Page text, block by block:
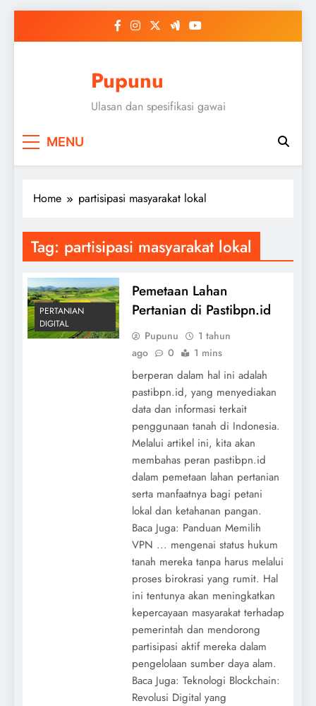
Pupunu
Ulasan dan spesifikasi gawai
MENU
Home partisipasi masyarakat lokal
Tag: partisipasi masyarakat lokal
PERTANIAN
DIGITAL
Pemetaan Lahan
Pertanian di Pastibpn.id
Pupunu
1 tahun
ago
0 1 mins
berperan dalam hal ini adalah
pastibpn.id, yang menyediakan
data dan informasi terkait
penggunaan tanah di Indonesia.
Melalui artikel ini, kita akan
membahas peran pastibpn.id
dalam pemetaan lahan pertanian
serta manfaatnya bagi petani
lokal dan ketahanan pangan.
Baca Juga: Panduan Memilih
VPN ... mengenai status hukum
tanah mereka tanpa harus melalui
proses birokrasi yang rumit. Hal
ini tentunya akan meningkatkan
kepercayaan masyarakat terhadap
pemerintah dan mendorong
partisipasi aktif mereka dalam
pengelolaan sumber daya alam.
Baca Juga: Teknologi Blockchain:
Revolusi Digital yang